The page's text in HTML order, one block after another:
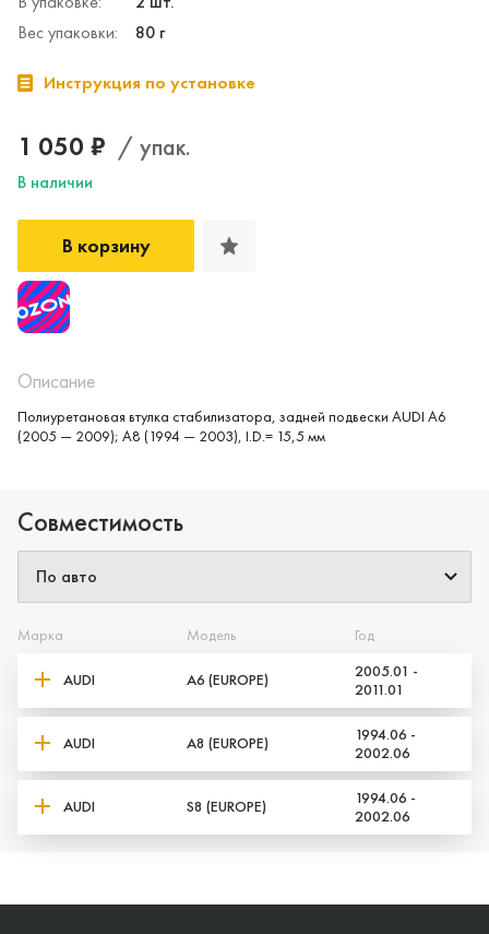
Да, верно
Вес упаковки:
80 г
Инструкция по установке
1 050 ₽ / упак.
В наличии
В корзину
Описание
Полиуретановая втулка стабилизатора, задней подвески AUDI A6
(2005 — 2009); A8 (1994 — 2003), I.D.= 15,5 мм
Совместимость
Марка Модель Год
AUDI A6 (EUROPE)
2005.01 -
2011.01
AUDI A8 (EUROPE)
1994.06 -
2002.06
AUDI S8 (EUROPE)
1994.06 -
2002.06